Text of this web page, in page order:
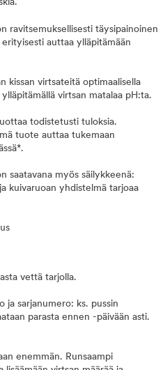
ravitsemuksellisesti täysipainoinen
auttaa ylläpitämään
kissan virtsateitä optimaalisella
virtsan matalaa pH:ta.
todistetusti tuloksia.
tuote auttaa tukemaan
saatavana myös säilykkeenä:
kuivaruoan yhdistelmä tarjoaa
vettä tarjolla.
ja sarjanumero: ks. pussin
parasta ennen -päivään asti.
enemmän. Runsaampi